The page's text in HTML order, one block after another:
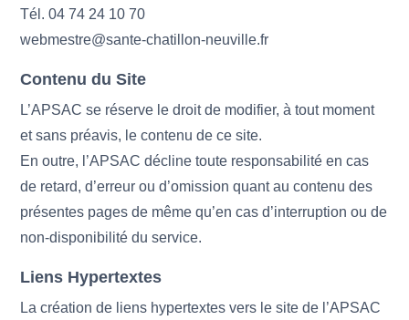
Tél. 04 74 24 10 70
webmestre@sante-chatillon-neuville.fr
Contenu du Site
L’APSAC se réserve le droit de modifier, à tout moment
et sans préavis, le contenu de ce site.
En outre, l’APSAC décline toute responsabilité en cas
de retard, d’erreur ou d’omission quant au contenu des
présentes pages de même qu’en cas d’interruption ou de
non-disponibilité du service.
Liens Hypertextes
La création de liens hypertextes vers le site de l’APSAC